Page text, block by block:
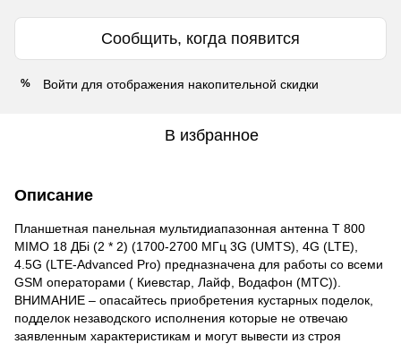
Сообщить, когда появится
% Войти для отображения накопительной скидки
В избранное
Описание
Планшетная панельная мультидиапазонная антенна Т 800
MIMO 18 ДБi (2 * 2) (1700-2700 МГц 3G (UMTS), 4G (LTE),
4.5G (LTE-Advanced Pro) предназначена для работы со всеми
GSM операторами ( Киевстар, Лайф, Водафон (МТС)).
ВНИМАНИЕ – опасайтесь приобретения кустарных поделок,
подделок незаводского исполнения которые не отвечаю
заявленным характеристикам и могут вывести из строя